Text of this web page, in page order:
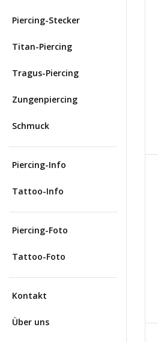
Piercing-Stecker
Titan-Piercing
Tragus-Piercing
Zungenpiercing
Schmuck
Piercing-Info
Tattoo-Info
Piercing-Foto
Tattoo-Foto
Kontakt
Über uns